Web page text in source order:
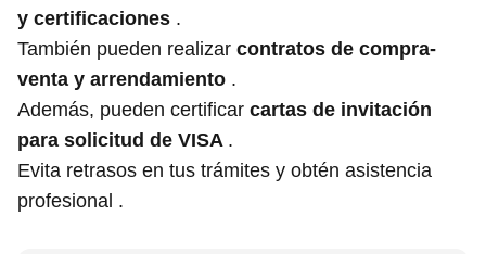
y certificaciones .
También pueden realizar contratos de compra-
venta y arrendamiento .
Además, pueden certificar cartas de invitación
para solicitud de VISA .
Evita retrasos en tus trámites y obtén asistencia
profesional .